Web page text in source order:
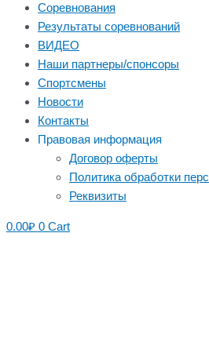
Соревнования
Результаты соревнований
ВИДЕО
Наши партнеры/спонсоры
Спортсмены
Новости
Контакты
Правовая информация
Договор оферты
Политика обработки
Реквизиты
0.00₽ 0 Cart